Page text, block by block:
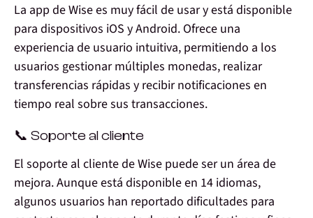
La app de Wise es muy fácil de usar y está disponible
para dispositivos iOS y Android. Ofrece una
experiencia de usuario intuitiva, permitiendo a los
usuarios gestionar múltiples monedas, realizar
transferencias rápidas y recibir notificaciones en
tiempo real sobre sus transacciones.
📞 Soporte al cliente
El soporte al cliente de Wise puede ser un área de
mejora. Aunque está disponible en 14 idiomas,
algunos usuarios han reportado dificultades para